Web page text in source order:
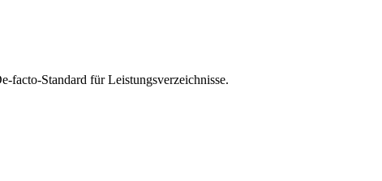
facto-Standard für Leistungsverzeichnisse.